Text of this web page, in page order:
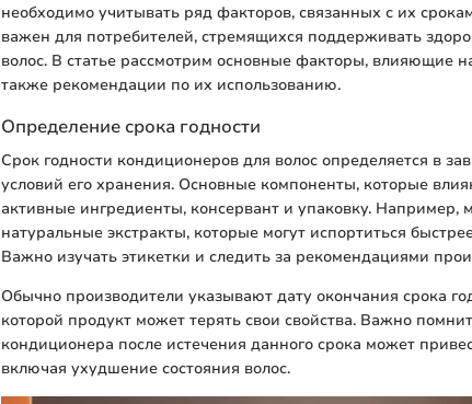
необходимо учитывать ряд факторов, связанных с их
важен для потребителей, стремящихся поддерживать
волос. В статье рассмотрим основные факторы, влияющие
также рекомендации по их использованию.
Определение срока годности
Срок годности кондиционеров для волос определяется в
условий его хранения. Основные компоненты, которые
активные ингредиенты, консервант и упаковку.
натуральные экстракты, которые могут испортиться
Важно изучать этикетки и следить за рекомендациями
Обычно производители указывают дату окончания срока
которой продукт может терять свои свойства. Важно
кондиционера после истечения данного срока может
включая ухудшение состояния волос.